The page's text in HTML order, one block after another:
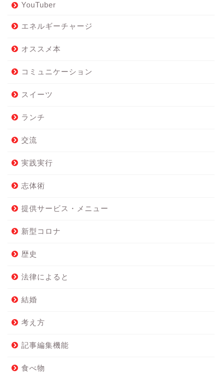
YouTuber
エネルギーチャージ
オススメ本
コミュニケーション
スイーツ
ランチ
交流
実践実行
志体術
提供サービス・メニュー
新型コロナ
歴史
法律によると
結婚
考え方
記事編集機能
食べ物